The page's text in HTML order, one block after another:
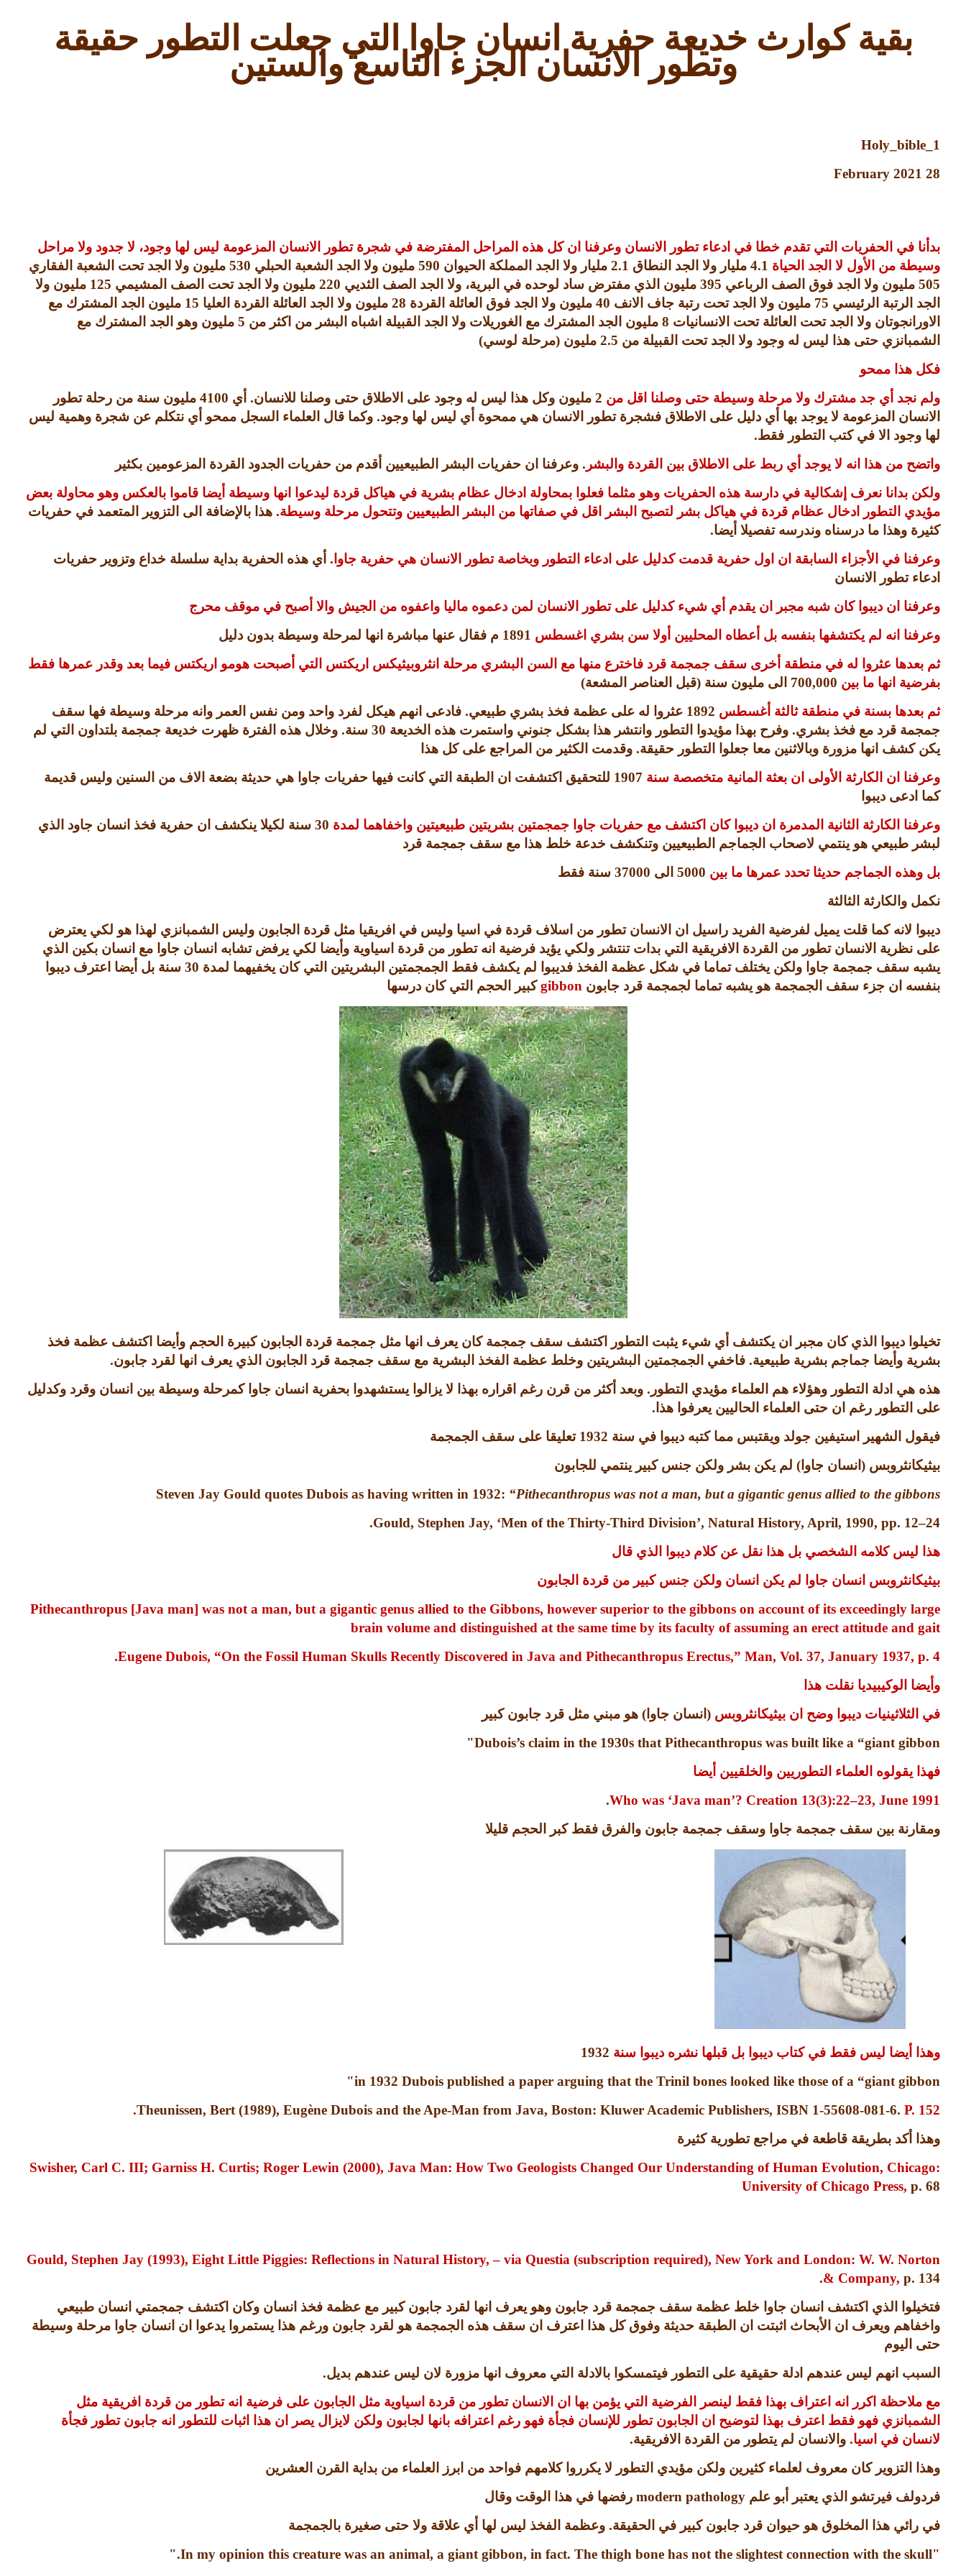
بقية كوارث خديعة حفرية انسان جاوا التي جعلت التطور حقيقة
وتطور الانسان الجزء التاسع والستين
Holy_bible_1
28 February 2021
بدأنا في الحفريات التي تقدم خطا في ادعاء تطور الانسان وعرفنا ان كل هذه المراحل المفترضة في شجرة تطور الانسان المزعومة ليس لها وجود، لا جدود ولا مراحل
وسيطة من الأول لا الجد الحياة 4.1 مليار ولا الجد النطاق 2.1 مليار ولا الجد المملكة الحيوان 590 مليون ولا الجد الشعبة الحبلي 530 مليون ولا الجد تحت الشعبة الفقاري
505 مليون ولا الجد فوق الصف الرباعي 395 مليون الذي مفترض ساد لوحده في البرية، ولا الجد الصف الثديي 220 مليون ولا الجد تحت الصف المشيمي 125 مليون ولا
الجد الرتبة الرئيسي 75 مليون ولا الجد تحت رتبة جاف الانف 40 مليون ولا الجد فوق العائلة القردة 28 مليون ولا الجد العائلة القردة العليا 15 مليون الجد المشترك مع
الاورانجوتان ولا الجد تحت العائلة تحت الانسانيات 8 مليون الجد المشترك مع الغوريلات ولا الجد القبيلة اشباه البشر من اكثر من 5 مليون وهو الجد المشترك مع
الشمبانزي حتى هذا ليس له وجود ولا الجد تحت القبيلة من 2.5 مليون (مرحلة لوسي)
فكل هذا ممحو
ولم نجد أي جد مشترك ولا مرحلة وسيطة حتى وصلنا اقل من 2 مليون وكل هذا ليس له وجود على الاطلاق حتى وصلنا للانسان. أي 4100 مليون سنة من رحلة تطور
الانسان المزعومة لا يوجد بها أي دليل على الاطلاق فشجرة تطور الانسان هي ممحوة أي ليس لها وجود. وكما قال العلماء السجل ممحو أي نتكلم عن شجرة وهمية ليس
لها وجود الا في كتب التطور فقط.
واتضح من هذا انه لا يوجد أي ربط على الاطلاق بين القردة والبشر . وعرفنا ان حفريات البشر الطبيعيين أقدم من حفريات الجدود القردة المزعومين بكثير
ولكن بدانا نعرف إشكالية في دارسة هذه الحفريات وهو مثلما فعلوا بمحاولة ادخال عظام بشرية في هياكل قردة ليدعوا انها وسيطة أيضا قاموا بالعكس وهو محاولة بعض
مؤيدي التطور ادخال عظام قردة في هياكل بشر لتصبح البشر اقل في صفاتها من البشر الطبيعيين وتتحول مرحلة وسيطة. هذا بالإضافة الى التزوير المتعمد في حفريات
كثيرة وهذا ما درسناه وندرسه تفصيلا أيضا.
وعرفنا في الأجزاء السابقة ان اول حفرية قدمت كدليل على ادعاء التطور وبخاصة تطور الانسان هي حفرية جاوا . أي هذه الحفرية بداية سلسلة خداع وتزوير حفريات
ادعاء تطور الانسان
وعرفنا ان ديبوا كان شبه مجبر ان يقدم أي شيء كدليل على تطور الانسان لمن دعموه ماليا واعفوه من الجيش والا أصبح في موقف محرج
وعرفنا انه لم يكتشفها بنفسه بل أعطاه المحليين أولا سن بشري اغسطس 1891 م فقال عنها مباشرة انها لمرحلة وسيطة بدون دليل
ثم بعدها عثروا له في منطقة أخرى سقف جمجمة قرد فاخترع منها مع السن البشري مرحلة انثروبيثيكس اريكتس التي أصبحت هومو اريكتس فيما بعد وقدر عمرها فقط
بفرضية انها ما بين 700,000 الى مليون سنة (قبل العناصر المشعة)
ثم بعدها بسنة في منطقة ثالثة أغسطس 1892 عثروا له على عظمة فخذ بشري طبيعي. فادعى انهم هيكل لفرد واحد ومن نفس العمر وانه مرحلة وسيطة فها سقف
جمجمة قرد مع فخذ بشري. وفرح بهذا مؤيدوا التطور وانتشر هذا بشكل جنوني واستمرت هذه الخديعة 30 سنة. وخلال هذه الفترة ظهرت خديعة جمجمة بلتداون التي لم
يكن كشف انها مزورة وبالاثنين معا جعلوا التطور حقيقة. وقدمت الكثير من المراجع على كل هذا
وعرفنا ان الكارثة الأولى ان بعثة المانية متخصصة سنة 1907 للتحقيق اكتشفت ان الطبقة التي كانت فيها حفريات جاوا هي حديثة بضعة الاف من السنين وليس قديمة
كما ادعى ديبوا
وعرفنا الكارثة الثانية المدمرة ان ديبوا كان اكتشف مع حفريات جاوا جمجمتين بشريتين طبيعيتين واخفاهما لمدة 30 سنة لكيلا ينكشف ان حفرية فخذ انسان جاود الذي
لبشر طبيعي هو ينتمي لاصحاب الجماجم الطبيعيين وتنكشف خدعة خلط هذا مع سقف جمجمة قرد
بل وهذه الجماجم حديثا تحدد عمرها ما بين 5000 الى 37000 سنة فقط
نكمل والكارثة الثالثة
ديبوا لانه كما قلت يميل لفرضية الفريد راسيل ان الانسان تطور من اسلاف قردة في اسيا وليس في افريقيا مثل قردة الجابون وليس الشمبانزي لهذا هو لكي يعترض
على نظرية الانسان تطور من القردة الافريقية التي بدات تنتشر ولكي يؤيد فرضية انه تطور من قردة اسياوية وأيضا لكي يرفض تشابه انسان جاوا مع انسان بكين الذي
يشبه سقف جمجمة جاوا ولكن يختلف تماما في شكل عظمة الفخذ فديبوا لم يكشف فقط الجمجمتين البشريتين التي كان يخفيهما لمدة 30 سنة بل أيضا اعترف ديبوا
بنفسه ان جزء سقف الجمجمة هو يشبه تماما لجمجمة قرد جابون gibbon كبير الحجم التي كان درسها
تخيلوا ديبوا الذي كان مجبر ان يكتشف أي شيء يثبت التطور اكتشف سقف جمجمة كان يعرف انها مثل جمجمة قردة الجابون كبيرة الحجم وأيضا اكتشف عظمة فخذ
بشرية وأيضا جماجم بشرية طبيعية. فاخفي الجمجمتين البشريتين وخلط عظمة الفخذ البشرية مع سقف جمجمة قرد الجابون الذي يعرف انها لقرد جابون.
هذه هي ادلة التطور وهؤلاء هم العلماء مؤيدي التطور . وبعد أكثر من قرن رغم اقراره بهذا لا يزالوا يستشهدوا بحفرية انسان جاوا كمرحلة وسيطة بين انسان وقرد وكدليل
على التطور رغم ان حتى العلماء الحاليين يعرفوا هذا .
فيقول الشهير استيفين جولد ويقتبس مما كتبه ديبوا في سنة 1932 تعليقا على سقف الجمجمة
بيثيكانثروبس ( انسان جاوا ) لم يكن بشر ولكن جنس كبير ينتمي للجابون
Steven Jay Gould quotes Dubois as having written in 1932: “Pithecanthropus was not a man, but a gigantic genus allied to the gibbons
Gould, Stephen Jay, ‘Men of the Thirty-Third Division’, Natural History, April, 1990, pp. 12–24.
هذا ليس كلامه الشخصي بل هذا نقل عن كلام ديبوا الذي قال
بيثيكانثروبس انسان جاوا لم يكن انسان ولكن جنس كبير من قردة الجابون
Pithecanthropus [Java man] was not a man, but a gigantic genus allied to the Gibbons, however superior to the gibbons on account of its exceedingly large
brain volume and distinguished at the same time by its faculty of assuming an erect attitude and gait
Eugene Dubois, “On the Fossil Human Skulls Recently Discovered in Java and Pithecanthropus Erectus,” Man, Vol. 37, January 1937, p. 4.
وأيضا الوكيبيديا نقلت هذا
في الثلاثينيات ديبوا وضح ان بيثيكانثروبس ( انسان جاوا ) هو مبني مثل قرد جابون كبير
Dubois’s claim in the 1930s that Pithecanthropus was built like a “giant gibbon
"
فهذا يقولوه العلماء التطوريين والخلقيين أيضا
Who was ‘Java man’? Creation 13(3):22–23, June 1991
.
ومقارنة بين سقف جمجمة جاوا وسقف جمجمة جابون والفرق فقط كبر الحجم قليلا
وهذا أيضا ليس فقط في كتاب ديبوا بل قبلها نشره ديبوا سنة 1932
in 1932 Dubois published a paper arguing that the Trinil bones looked like those of a “giant gibbon"
Theunissen, Bert (1989), Eugène Dubois and the Ape-Man from Java, Boston: Kluwer Academic Publishers, ISBN 1-55608-081-6. P. 152.
وهذا أكد بطريقة قاطعة في مراجع تطورية كثيرة
Swisher, Carl C. III; Garniss H. Curtis; Roger Lewin (2000), Java Man: How Two Geologists Changed Our Understanding of Human Evolution, Chicago:
University of Chicago Press, p. 68
Gould, Stephen Jay (1993), Eight Little Piggies: Reflections in Natural History, – via Questia (subscription required), New York and London: W. W. Norton
& Company, p. 134.
فتخيلوا الذي اكتشف انسان جاوا خلط عظمة سقف جمجمة قرد جابون وهو يعرف انها لقرد جابون كبير مع عظمة فخذ انسان وكان اكتشف جمجمتي انسان طبيعي
واخفاهم ويعرف ان الأبحاث اثبتت ان الطبقة حديثة وفوق كل هذا اعترف ان سقف هذه الجمجمة هو لقرد جابون ورغم هذا يستمروا يدعوا ان انسان جاوا مرحلة وسيطة
حتى اليوم
السبب انهم ليس عندهم ادلة حقيقية على التطور فيتمسكوا بالادلة التي معروف انها مزورة لان ليس عندهم بديل.
مع ملاحظة اكرر انه اعتراف بهذا فقط لينصر الفرضية التي يؤمن بها ان الانسان تطور من قردة اسياوية مثل الجابون على فرضية انه تطور من قردة افريقية مثل
الشمبانزي فهو فقط اعترف بهذا لتوضيح ان الجابون تطور للإنسان فجأة فهو رغم اعترافه بانها لجابون ولكن لايزال يصر ان هذا اثبات للتطور انه جابون تطور فجأة
لانسان في اسيا. والانسان لم يتطور من القردة الافريقية.
وهذا التزوير كان معروف لعلماء كثيرين ولكن مؤيدي التطور لا يكرروا كلامهم فواحد من ابرز العلماء من بداية القرن العشرين
فردولف فيرتشو الذي يعتبر أبو علم modern pathology رفضها في هذا الوقت وقال
في رائي هذا المخلوق هو حيوان قرد جابون كبير في الحقيقة. وعظمة الفخذ ليس لها أي علاقة ولا حتى صغيرة بالجمجمة
"In my opinion this creature was an animal, a
giant gibbon, in fact. The thigh bone has not the slightest connection with the skull."